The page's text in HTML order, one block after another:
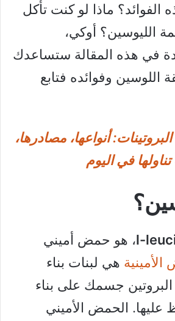
الفوائد؟ ماذا لو كنت تأكل
الليوسين؟ أوكي،
في هذه المقالة ستساعدك
اللوسين وفوائده فتابع
أنواعها، مصادرها،
في اليوم
l-، هو حمض أميني
الأمينية هي لبنات بناء
البروتين جسمك على بناء
عليها. الحمض الأميني